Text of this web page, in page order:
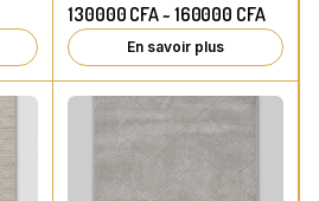
130000 CFA~ 160000 CFA
En savoir plus